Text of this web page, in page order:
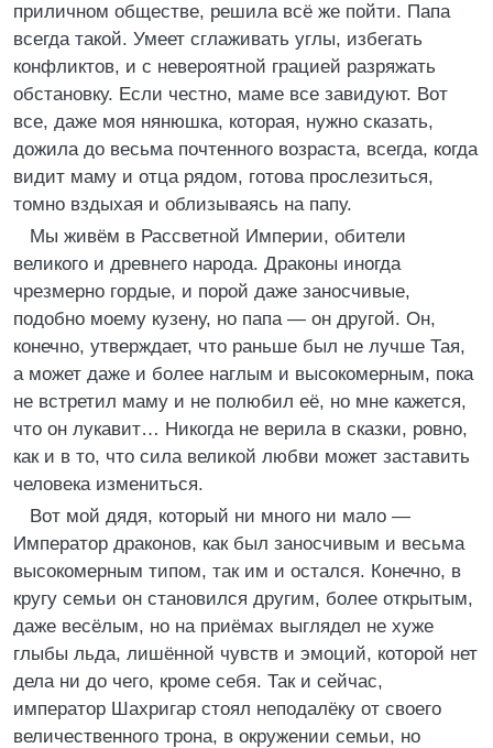
приличном обществе, решила всё же пойти. Папа
всегда такой. Умеет сглаживать углы, избегать
конфликтов, и с невероятной грацией разряжать
обстановку. Если честно, маме все завидуют. Вот
все, даже моя нянюшка, которая, нужно сказать,
дожила до весьма почтенного возраста, всегда, когда
видит маму и отца рядом, готова прослезиться,
томно вздыхая и облизываясь на папу.
Мы живём в Рассветной Империи, обители
великого и древнего народа. Драконы иногда
чрезмерно гордые, и порой даже заносчивые,
подобно моему кузену, но папа — он другой. Он,
конечно, утверждает, что раньше был не лучше Тая,
а может даже и более наглым и высокомерным, пока
не встретил маму и не полюбил её, но мне кажется,
что он лукавит… Никогда не верила в сказки, ровно,
как и в то, что сила великой любви может заставить
человека измениться.
Вот мой дядя, который ни много ни мало —
Император драконов, как был заносчивым и весьма
высокомерным типом, так им и остался. Конечно, в
кругу семьи он становился другим, более открытым,
даже весёлым, но на приёмах выглядел не хуже
глыбы льда, лишённой чувств и эмоций, которой нет
дела ни до чего, кроме себя. Так и сейчас,
император Шахригар стоял неподалёку от своего
величественного трона, в окружении семьи, но